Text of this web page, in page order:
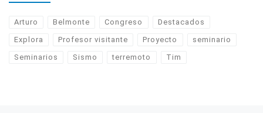
Arturo Belmonte Congreso Destacados
Explora Profesor visitante Proyecto seminario
Seminarios Sismo terremoto Tim